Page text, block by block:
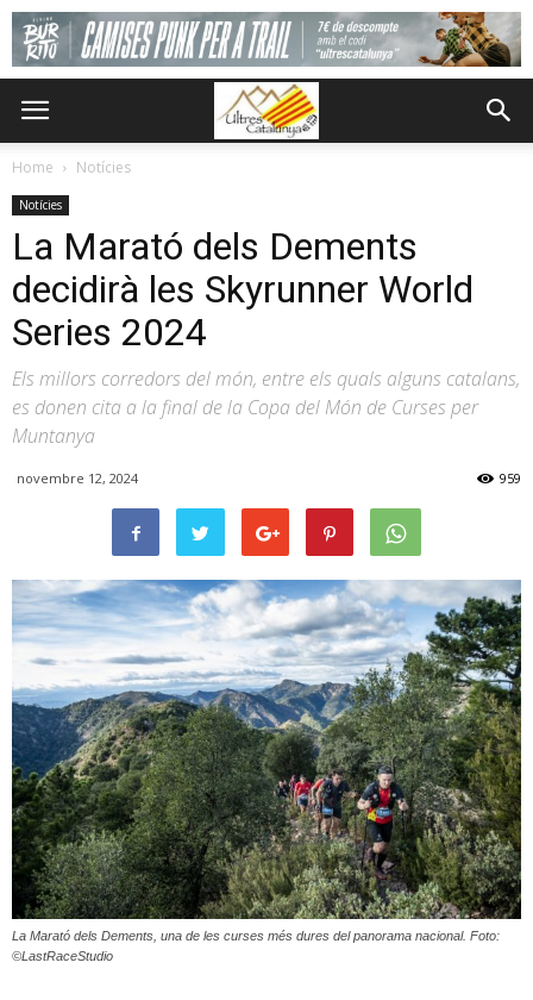
Home Notícies
Notícies
La Marató dels Dements
decidirà les Skyrunner World
Series 2024
Els millors corredors del món, entre els quals alguns catalans,
es donen cita a la final de la Copa del Món de Curses per
Muntanya
novembre 12, 2024 959
La Marató dels Dements, una de les curses més dures del panorama nacional. Foto:
©LastRaceStudio